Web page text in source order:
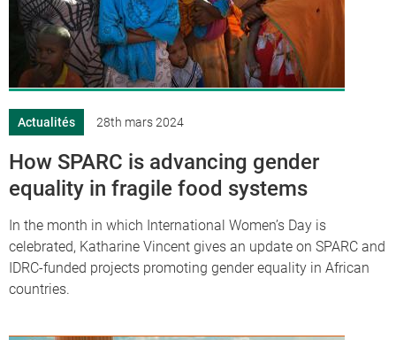
Actualités 28th mars 2024
How SPARC is advancing gender
equality in fragile food systems
In the month in which International Women’s Day is
celebrated, Katharine Vincent gives an update on SPARC and
IDRC-funded projects promoting gender equality in African
countries.